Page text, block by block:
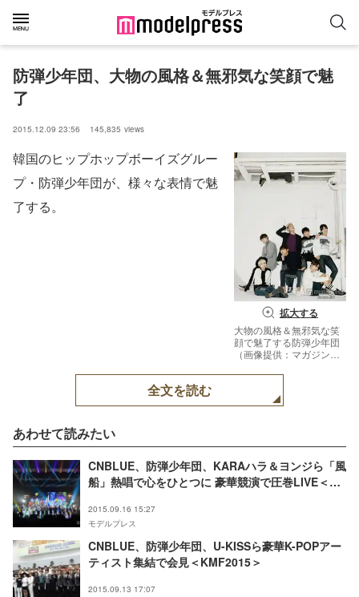
防弾少年団、大物の風格＆無邪気な笑顔で魅
了
2015.12.09 23:56 145,835 views
拡大する
大物の風格＆無邪気な笑
顔で魅了する防弾少年団
（画像提供：マガジンハ
韓国のヒップホップボーイズグルー
プ・防弾少年団が、様々な表情で魅
了する。
全文を読む
あわせて読みたい
CNBLUE、防弾少年団、KARAハラ＆ヨンジら「風
船」熱唱で心をひとつに 豪華競演で圧巻LIVE＜写
2015.09.16 15:27
モデルプレス
CNBLUE、防弾少年団、U-KISSら豪華K-POPアー
ティスト集結で会見＜KMF2015＞
2015.09.13 17:07